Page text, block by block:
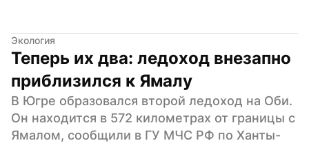
Экология
Теперь их два: ледоход внезапно
приблизился к Ямалу
В Югре образовался второй ледоход на Оби.
Он находится в 572 километрах от границы с
Ямалом, сообщили в ГУ МЧС РФ по Ханты-